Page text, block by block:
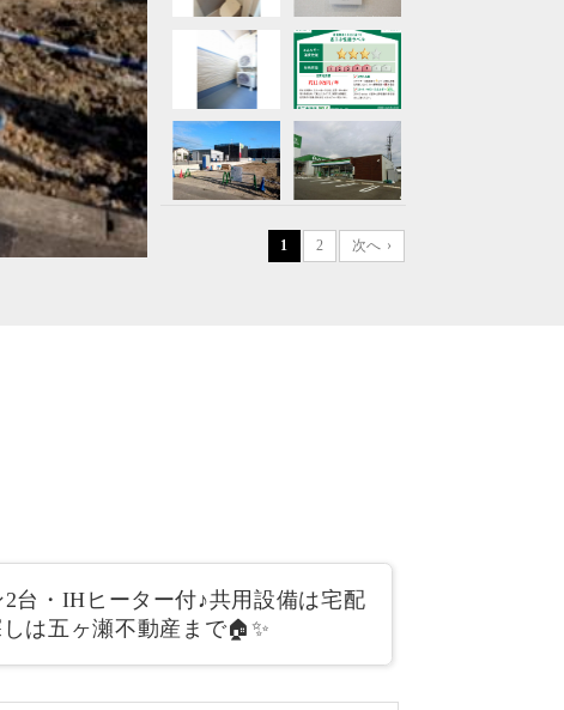
1 2 次へ ›
台・IHヒーター付♪共用設備は宅配
は五ヶ瀬不動産まで🏠✨